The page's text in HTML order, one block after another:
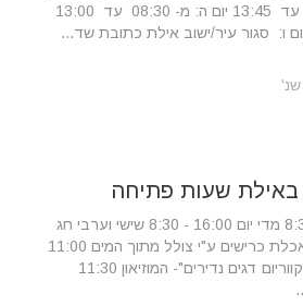
13:45 יום ד: מ- 08:30 עד 13:45 יום ה: מ- 08:30 עד 13:00
שעות פתיחה
שעות פתיחה 17:00 - 8:30 מדי יום 16:00 - 8:30 שישי וערבי חג
פעילות שעות האכלה האכלת כרישים ע"י צולל מתוך המים 11:00
האכלת בעלי החיים "באקווריום דגים נדירים"- המוזיאון 11:30